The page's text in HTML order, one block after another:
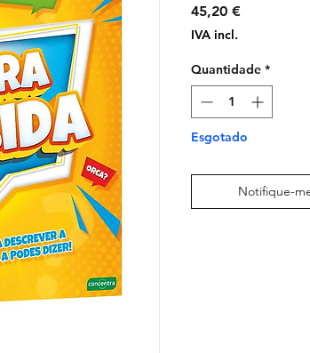
45,20 €Preço
IVA incl.
Quantidade *
Esgotado
Notifique-